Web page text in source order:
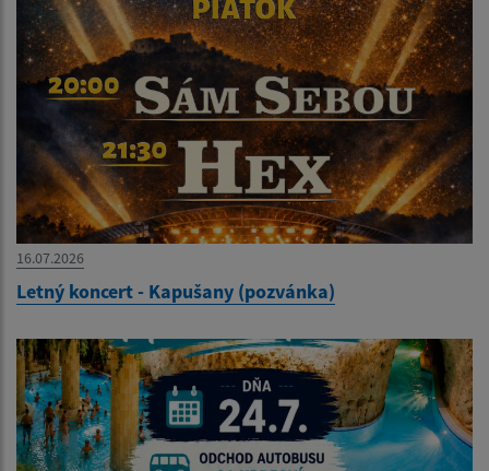
16.07.2026
Letný koncert - Kapušany (pozvánka)